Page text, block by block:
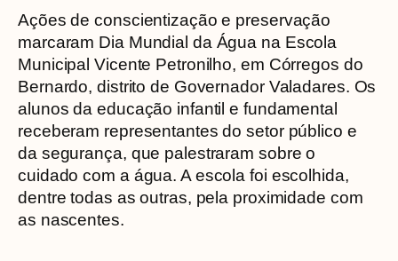
Ações de conscientização e preservação
marcaram Dia Mundial da Água na Escola
Municipal Vicente Petronilho, em Córregos do
Bernardo, distrito de Governador Valadares. Os
alunos da educação infantil e fundamental
receberam representantes do setor público e
da segurança, que palestraram sobre o
cuidado com a água. A escola foi escolhida,
dentre todas as outras, pela proximidade com
as nascentes.